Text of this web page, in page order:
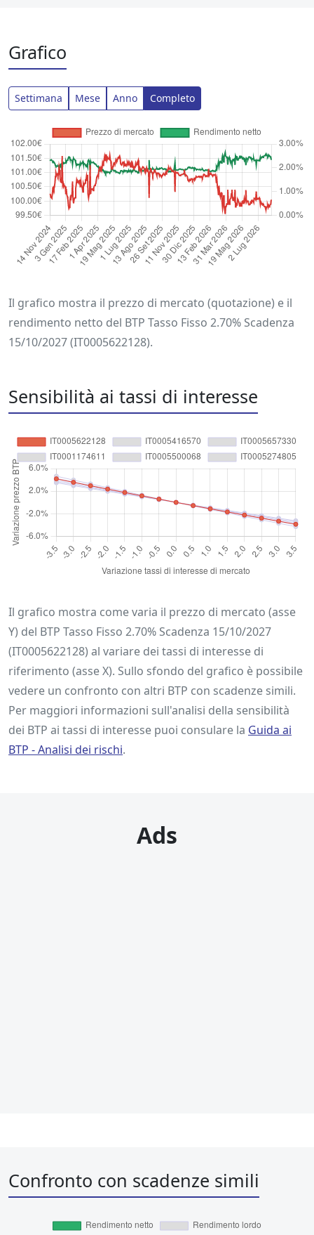
Grafico
Settimana Mese Anno Completo
Il grafico mostra il prezzo di mercato (quotazione) e il
rendimento netto del BTP Tasso Fisso 2.70% Scadenza
15/10/2027 (IT0005622128).
Sensibilità ai tassi di interesse
Il grafico mostra come varia il prezzo di mercato (asse
Y) del BTP Tasso Fisso 2.70% Scadenza 15/10/2027
(IT0005622128) al variare dei tassi di interesse di
riferimento (asse X). Sullo sfondo del grafico è possibile
vedere un confronto con altri BTP con scadenze simili.
Per maggiori informazioni sull'analisi della sensibilità
dei BTP ai tassi di interesse puoi consulare la Guida ai
BTP ‐ Analisi dei rischi.
Ads
Confronto con scadenze simili